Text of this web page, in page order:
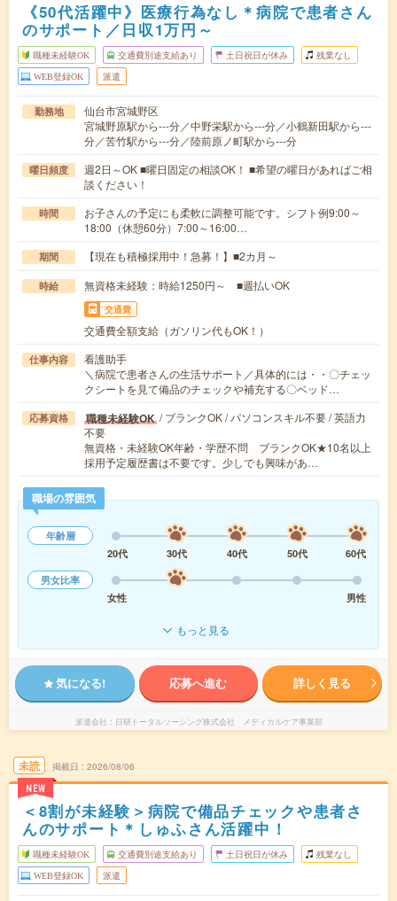
《50代活躍中》医療行為なし＊病院で患者さん
のサポート／日収1万円～
職種未経験OK 交通費別途支給あり 土日祝日が休み 残業なし
WEB登録OK 派遣
勤務地
仙台市宮城野区
宮城野原駅から---分／中野栄駅から---分／小鶴新田駅から---
分／苦竹駅から---分／陸前原ノ町駅から---分
曜日頻度
週2日～OK ■曜日固定の相談OK！ ■希望の曜日があればご相
談ください！
時間
お子さんの予定にも柔軟に調整可能です。シフト例9:00～
18:00（休憩60分）7:00～16:00…
期間 【現在も積極採用中！急募！】■2カ月～
時給 無資格未経験：時給1250円～ ■週払いOK
交通費
交通費全額支給（ガソリン代もOK！）
仕事内容
看護助手
＼病院で患者さんの生活サポート／具体的には・・〇チェッ
クシートを見て備品のチェックや補充する〇ベッド…
応募資格 職種未経験OK / ブランクOK / パソコンスキル不要 / 英語力
不要
無資格・未経験OK年齢・学歴不問 ブランクOK★10名以上
採用予定履歴書は不要です。少しでも興味があ…
職場の雰囲気
年齢層
20代
30代 40代 50代
60代
男女比率
女性
男性
もっと見る
気になる! 応募へ進む 詳しく見る
派遣会社 日研トータルソーシング株式会社 メディカルケア事業部
未読
NEW
掲載日 2026/08/06
＜8割が未経験＞病院で備品チェックや患者さ
んのサポート＊しゅふさん活躍中！
職種未経験OK 交通費別途支給あり 土日祝日が休み 残業なし
WEB登録OK 派遣